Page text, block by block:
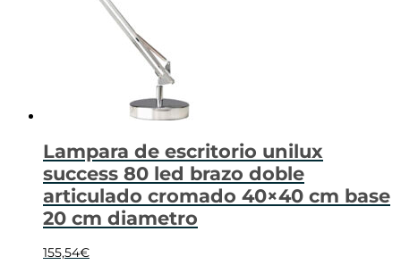
Lampara de escritorio unilux
success 80 led brazo doble
articulado cromado 40×40 cm base
20 cm diametro
155,54€